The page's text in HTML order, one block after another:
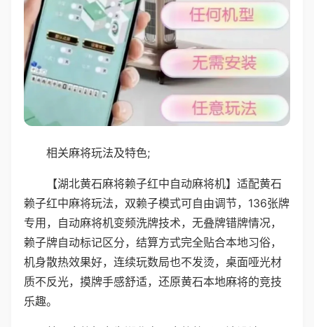
相关麻将玩法及特色;
【湖北黄石麻将赖子红中自动麻将机】适配黄石
赖子红中麻将玩法，双赖子模式可自由调节，136张牌
专用，自动麻将机变频洗牌技术，无叠牌错牌情况，
赖子牌自动标记区分，结算方式完全贴合本地习俗，
机身散热效果好，连续玩数局也不发烫，桌面哑光材
质不反光，摸牌手感舒适，还原黄石本地麻将的竞技
乐趣。